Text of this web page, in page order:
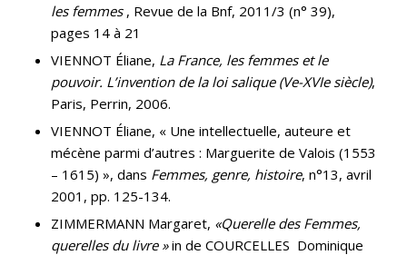
les femmes, Revue de la Bnf, 2011/3 (n° 39),
pages 14 à 21
VIENNOT Éliane, La France, les femmes et le
pouvoir. L’invention de la loi salique (Ve-XVIe siècle),
Paris, Perrin, 2006.
VIENNOT Éliane, « Une intellectuelle, auteure et
mécène parmi d’autres : Marguerite de Valois (1553
– 1615) », dans Femmes, genre, histoire, n°13, avril
2001, pp. 125-134.
ZIMMERMANN Margaret, «Querelle des Femmes,
querelles du livre »in de COURCELLES Dominique